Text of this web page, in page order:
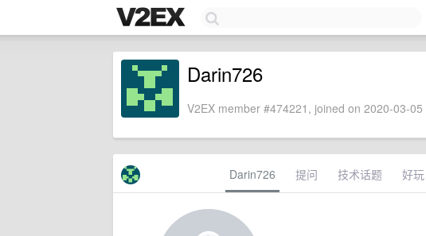
Darin726
V2EX member #474221, joined on 2020-03-
Darin726 提问 技术话题 好玩